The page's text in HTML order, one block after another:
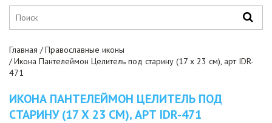
Главная
Православные иконы
Икона Пантелеймон Целитель под старину (17 х 23 см), арт IDR-
471
ИКОНА ПАНТЕЛЕЙМОН ЦЕЛИТЕЛЬ ПОД
СТАРИНУ (17 Х 23 СМ), АРТ IDR-471